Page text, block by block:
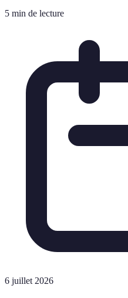
5 min de lecture
6 juillet 2026